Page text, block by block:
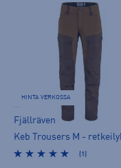
HINTA VERKOSSA
Fjällräven
(1)